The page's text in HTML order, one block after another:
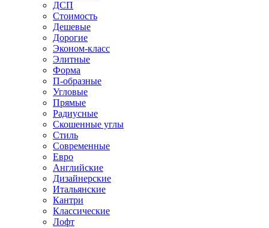
ДСП
Стоимость
Дешевые
Дорогие
Эконом-класс
Элитные
Форма
П-образные
Угловые
Прямые
Радиусные
Скошенные углы
Стиль
Современные
Евро
Английские
Дизайнерские
Итальянские
Кантри
Классические
Лофт